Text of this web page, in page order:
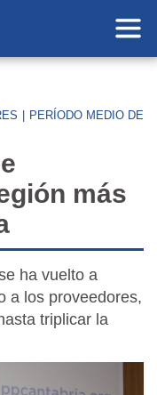
PERÍODO MEDIO DE
más
ha vuelto a
a los proveedores,
triplicar la